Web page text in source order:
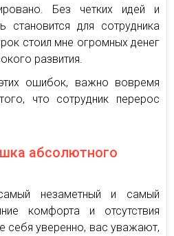
Без четких идей и
становится для сотрудника
стоил мне огромных денег
развития.
ошибок, важно вовремя
что сотрудник перерос
абсолютного
незаметный и самый
комфорта и отсутствия
себя уверенно, вас уважают,